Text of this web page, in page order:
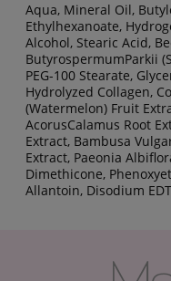
Aqua, Mineral Oil,
Ethylhexanoate,
Alcohol, Stearic Acid,
ButyrospermumParkii
PEG-100 Stearate,
Hydrolyzed Collagen,
(Watermelon) Fruit
AcorusCalamus Root
Extract, Bambusa
Extract, Paeonia
Dimethicone,
Allantoin, Disodium